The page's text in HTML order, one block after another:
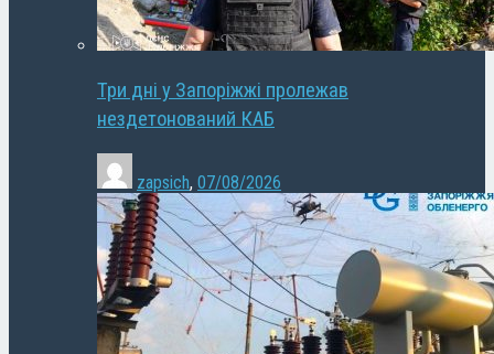
Три дні у Запоріжжі пролежав
нездетонований КАБ
zapsich, 07/08/2026